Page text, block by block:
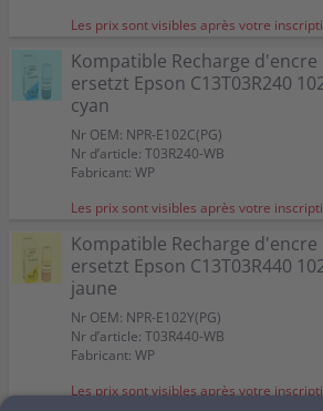
Les prix sont visibles après votre
Kompatible Recharge d'encre
ersetzt Epson C13T03R240
cyan
Nr OEM: NPR-E102C(PG)
Nr d’article: T03R240-WB
Fabricant: WP
Les prix sont visibles après votre
Kompatible Recharge d'encre
ersetzt Epson C13T03R440
jaune
Nr OEM: NPR-E102Y(PG)
Nr d’article: T03R440-WB
Fabricant: WP
Les prix sont visibles après votre